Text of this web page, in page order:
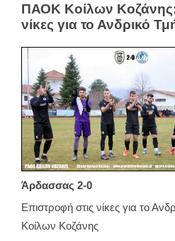
ΠΑΟΚ Κοίλων
νίκες για το Ανδρικό
Άρδασσας 2-0
Επιστροφή στις νίκες για το
Κοίλων Κοζάνης